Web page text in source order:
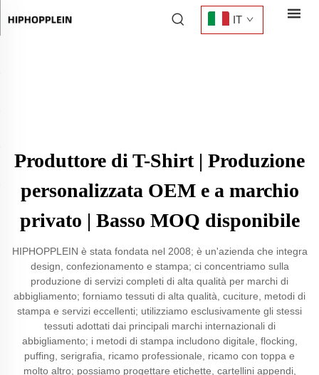
IT
Produttore di T-Shirt | Produzione
personalizzata OEM e a marchio
privato | Basso MOQ disponibile
HIPHOPPLEIN è stata fondata nel 2008; è un'azienda che integra
design, confezionamento e stampa; ci concentriamo sulla
produzione di servizi completi di alta qualità per marchi di
abbigliamento; forniamo tessuti di alta qualità, cuciture, metodi di
stampa e servizi eccellenti; utilizziamo esclusivamente gli stessi
tessuti adottati dai principali marchi internazionali di
abbigliamento; i metodi di stampa includono digitale, flocking,
puffing, serigrafia, ricamo professionale, ricamo con toppa e
molto altro; possiamo progettare etichette, cartellini appendi,